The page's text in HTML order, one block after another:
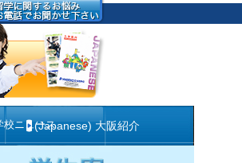
校ニュース(Japanese) 大阪紹介